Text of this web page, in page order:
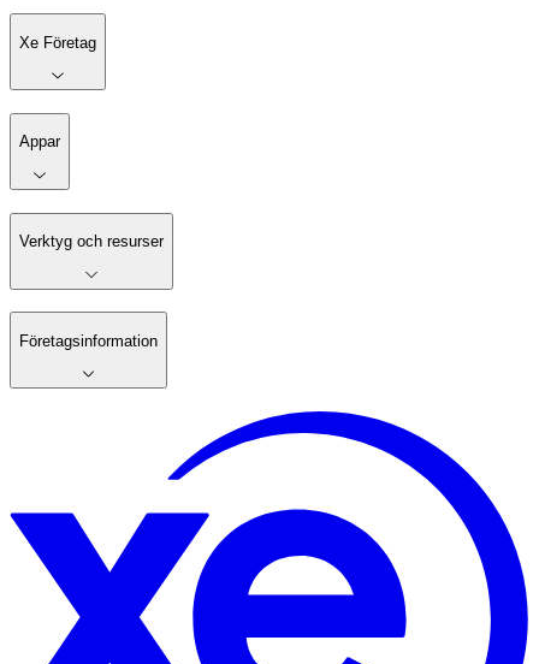
Xe Företag
Appar
Verktyg och resurser
Företagsinformation